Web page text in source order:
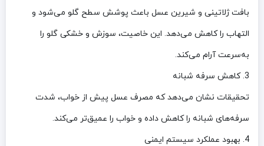
بافت ژلاتینی و شیرین عسل باعث پوشش سطح گلو می‌شود و
التهاب را کاهش می‌دهد. این خاصیت، سوزش و خشکی گلو را
به‌سرعت آرام می‌کند.
3. کاهش سرفه شبانه
تحقیقات نشان می‌دهد که مصرف عسل پیش از خواب، شدت
سرفه‌های شبانه را کاهش داده و خواب را عمیق‌تر می‌کند.
4. بهبود عملکرد سیستم ایمنی